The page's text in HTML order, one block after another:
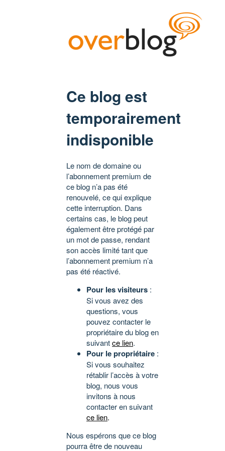
Ce blog est
temporairement
indisponible
Le nom de domaine ou
l’abonnement premium de
ce blog n’a pas été
renouvelé, ce qui explique
cette interruption. Dans
certains cas, le blog peut
également être protégé par
un mot de passe, rendant
son accès limité tant que
l’abonnement premium n’a
pas été réactivé.
Pour les visiteurs :
Si vous avez des
questions, vous
pouvez contacter le
propriétaire du blog en
suivantce lien.
Pour le propriétaire :
Si vous souhaitez
rétablir l’accès à votre
blog, nous vous
invitons à nous
contacter en suivant
ce lien.
Nous espérons que ce blog
pourra être de nouveau